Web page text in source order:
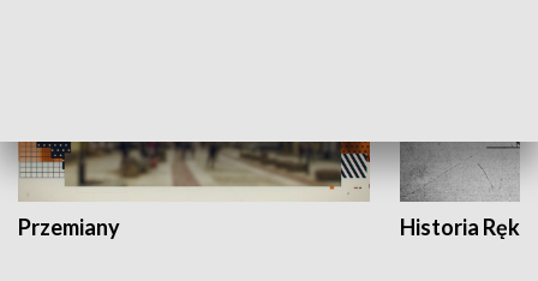
Przemiany Historia Ręką